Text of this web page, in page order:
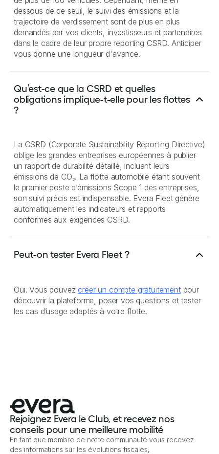
dessous de ce seuil, le suivi des émissions et la
trajectoire de verdissement sont de plus en plus
demandés par vos clients, investisseurs et partenaires
dans le cadre de leur propre reporting CSRD. Anticiper
vous donne une longueur d'avance.
Qu’est-ce que la CSRD et quelles
obligations implique-t-elle pour les flottes
?
La CSRD (Corporate Sustainability Reporting Directive)
oblige les grandes entreprises européennes à publier
un rapport de durabilité détaillé, incluant leurs
émissions de CO₂. La flotte automobile étant souvent
le premier poste d’émissions Scope 1 des entreprises,
son suivi précis est indispensable. Evera Fleet génère
automatiquement les indicateurs et rapports
conformes aux exigences CSRD.
Peut-on tester Evera Fleet ?
Oui. Vous pouvez créer un compte gratuitementpour
découvrir la plateforme, poser vos questions et tester
les cas d’usage adaptés à votre flotte.
Rejoignez Evera le Club, et recevez nos
conseils pour une meilleure mobilité
En tant que membre de notre communauté vous recevez
des informations sur les évolutions fiscales,